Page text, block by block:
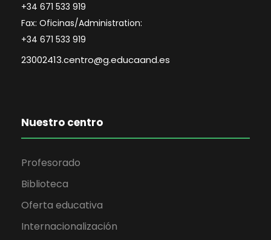
+34 671 533 919
Fax: Oficinas/Administration:
+34 671 533 919
23002413.centro@g.educaand.es
Nuestro centro
Profesorado
Biblioteca
Oferta educativa
Internacionalización